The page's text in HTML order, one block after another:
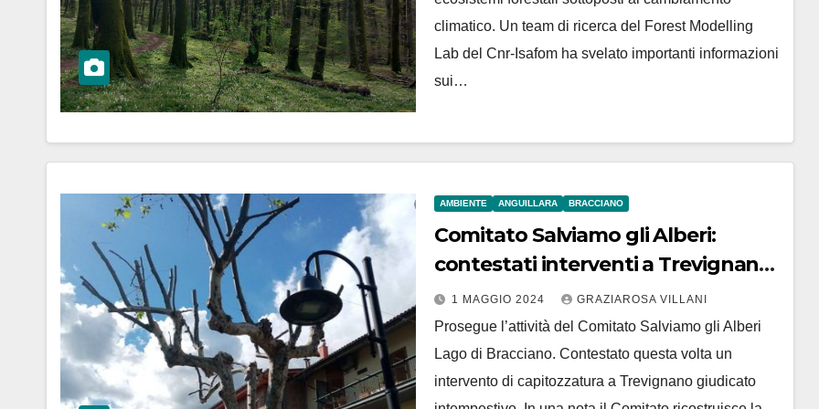
climatico. Un team di ricerca del Forest Modelling
Lab del Cnr-Isafom ha svelato importanti informazioni
sui…
AMBIENTE ANGUILLARA BRACCIANO
Comitato Salviamo gli Alberi:
contestati interventi a Trevignano
e Bracciano
1 MAGGIO 2024 GRAZIAROSA VILLANI
Prosegue l’attività del Comitato Salviamo gli Alberi
Lago di Bracciano. Contestato questa volta un
intervento di capitozzatura a Trevignano giudicato